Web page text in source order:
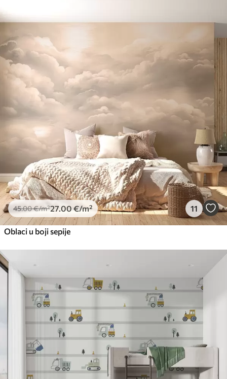
45.00€/m²27 .00 €/m² 11
Oblaci u boji sepije